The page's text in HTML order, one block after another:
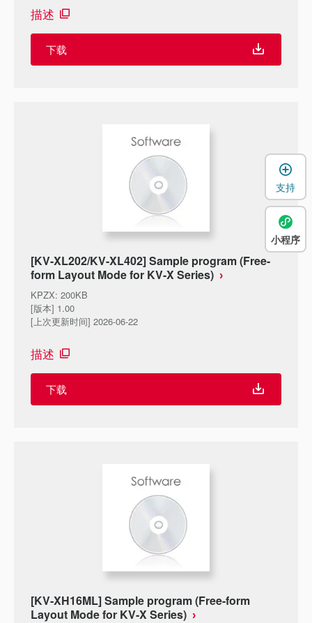
描述
下载
[KV-XL202/KV-XL402] Sample program (Free-
form Layout Mode for KV-X Series)
KPZX: 200KB
[版本] 1.00
[上次更新时间] 2026-06-22
描述
下载
[KV-XH16ML] Sample program (Free-form
Layout Mode for KV-X Series)
支持
小程序